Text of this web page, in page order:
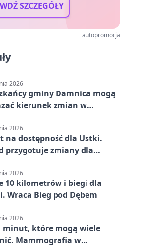
SZCZEGÓŁY
autopromocja
2026
gminy Damnica mogą
kierunek zmian w
2026
na dostępność dla Ustki.
przygotuje zmiany dla
2026
10 kilometrów i biegi dla
Wraca Bieg pod Dębem
2026
minut, które mogą wiele
Mammografia w